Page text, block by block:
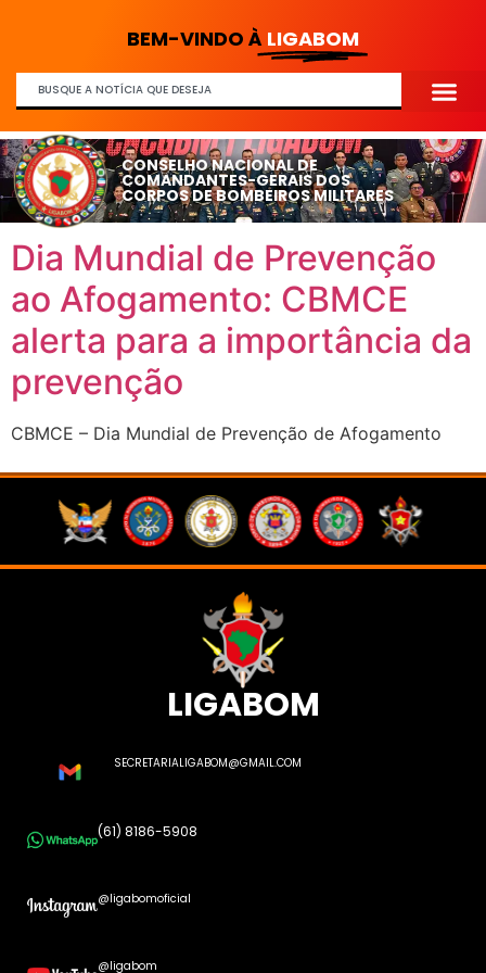
BEM-VINDO À LIGABOM
CONSELHO NACIONAL DE
COMANDANTES-GERAIS DOS
CORPOS DE BOMBEIROS MILITARES
Dia Mundial de Prevenção
ao Afogamento: CBMCE
alerta para a importância da
prevenção
CBMCE – Dia Mundial de Prevenção de Afogamento
LIGABOM
SECRETARIALIGABOM@GMAIL.COM
(61) 8186-5908
@ligabomoficial
@ligabom